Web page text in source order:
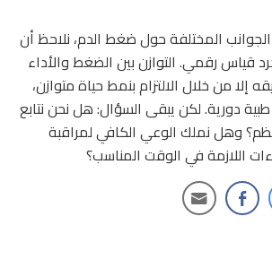
المختلفة حول ضغط الدم، نلاحظ أن
قياس رقمي. التوازن بين الضغط والأداء
إلا من خلال الالتزام بنمط حياة متوازن،
طبية دورية. لكن يبقى السؤال: هل نحن نتابع
وهل نملك الوعي الكافي لمراقبة
اللازمة في الوقت المناسب؟